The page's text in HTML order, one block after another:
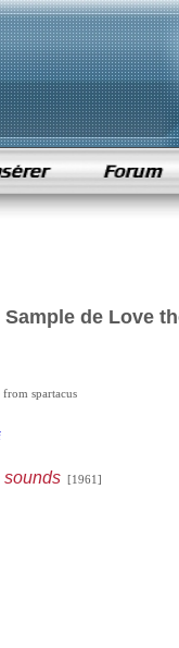
Sample de Love
spartacus
sounds[1961]